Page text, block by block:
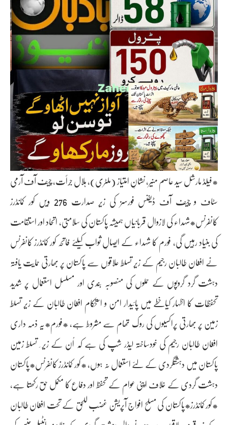
*فیلڈ مارشل سید عاصم منیر، نشانِ امتیاز (ملٹری)، ہلال جُرأت، چیف آف آرمی
سٹاف و چیف آف ڈیفنس فورسز کی زیر صدارت 276 ویں کور کمانڈرز
کانفرنس*شہداء کی لازوال قربانیاں ہمیشہ پاکستان کی سلامتی، اتحاد اور استقامت
کی بنیاد رہیں گی، فورم کا شہداء کے ایصالِ ثواب کیلئے فاتحہ کور کمانڈرز کانفرنس
نے افغان طالبان رجیم کے زیر تسلط علاقوں سے پاکستان پر بھارتی حمایت یافتہ
دہشت گرد گروپوں کے حملوں کی منصوبہ بندی اور مسلسل استعمال پر شدید
تحفظات کا اظہار کیاخطے میں پائیدار امن و استحکام افغان طالبان کے زیر تسلط
زمین پر بھارتی پراکسیوں کی روک تھام سے مشروط ہے، *فورم*یہ ذمہ داری
افغان طالبان رجیم کی خودساختہ لیڈر شپ کی ہے کہ اُن کے زیر ِ تسلط زمین
پاکستان میں دہشتگردی کے لئے استعمال نہ ہوں، *کور کمانڈرز کانفرنس*پاکستان
دہشت گردی کے خلاف اپنی عوام کے تحفظ اور دفاع کا مکمل حق رکھتا ہے،
*کور کمانڈرز*پاکستان کی مسلح افواج آپریشن غضب للحق کے تحت افغان طالبان